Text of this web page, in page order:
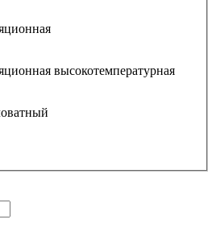
высокотемпературная